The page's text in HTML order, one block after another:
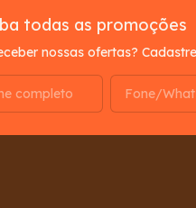
todas as promoções
nossas ofertas?